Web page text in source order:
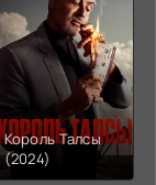
Король Талсы
(2024)